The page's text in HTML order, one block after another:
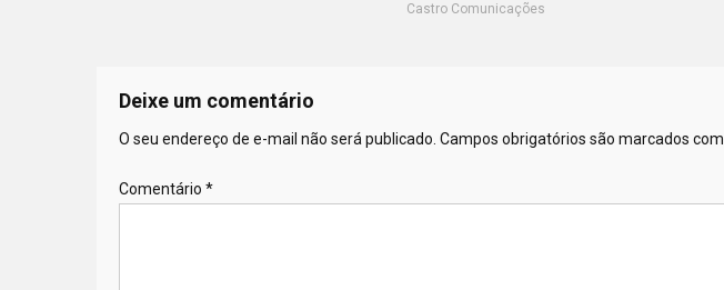
Castro Comunicações
Deixe um comentário
O seu endereço de e-mail não será publicado. Campos obrigatórios são marcados com
Comentário *